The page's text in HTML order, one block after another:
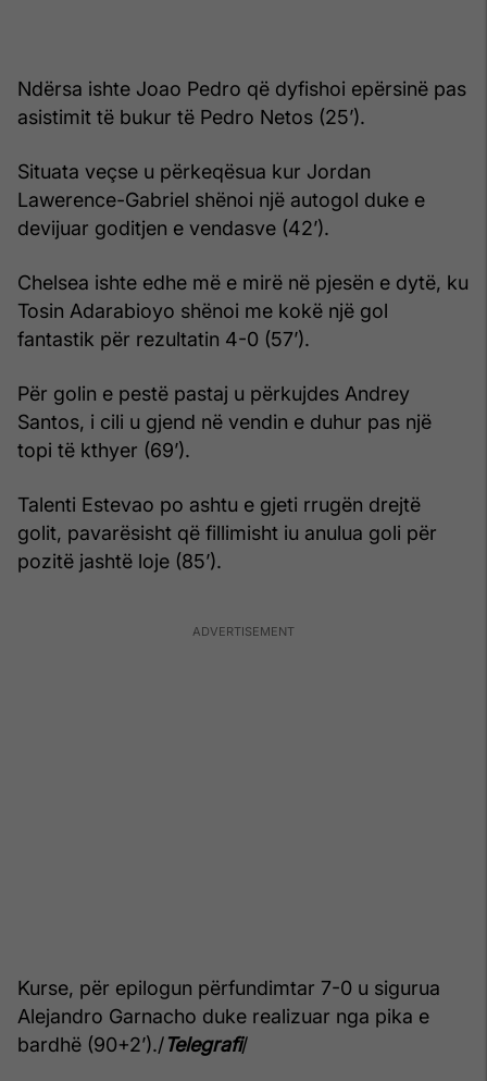
Ndërsa ishte Joao Pedro që dyfishoi epërsinë pas
asistimit të bukur të Pedro Netos (25’).
Situata veçse u përkeqësua kur Jordan
Lawerence-Gabriel shënoi një autogol duke e
devijuar goditjen e vendasve (42’).
Chelsea ishte edhe më e mirë në pjesën e dytë, ku
Tosin Adarabioyo shënoi me kokë një gol
fantastik për rezultatin 4-0 (57’).
Për golin e pestë pastaj u përkujdes Andrey
Santos, i cili u gjend në vendin e duhur pas një
topi të kthyer (69’).
Talenti Estevao po ashtu e gjeti rrugën drejtë
golit, pavarësisht që fillimisht iu anulua goli për
pozitë jashtë loje (85’).
Kurse, për epilogun përfundimtar 7-0 u sigurua
Alejandro Garnacho duke realizuar nga pika e
bardhë (90+2’)./Telegrafi/